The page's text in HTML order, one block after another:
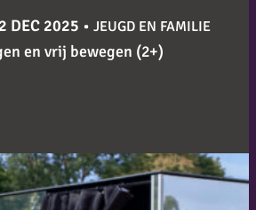
DEC 2025 • JEUGD EN FAMILIE
en vrij bewegen (2+)